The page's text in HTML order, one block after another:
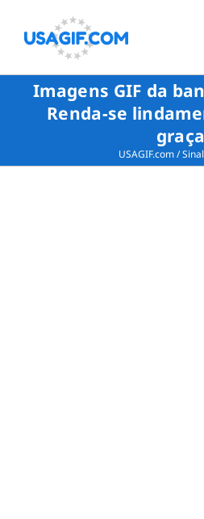
Imagens GIF da
Renda-se
graça
USAGIF.com/